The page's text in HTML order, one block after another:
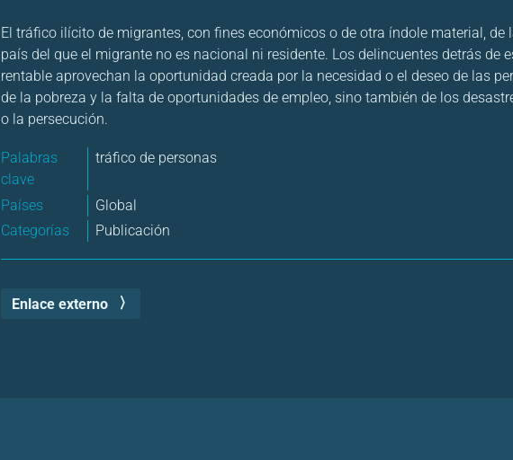
El tráfico ilícito de migrantes, con fines económicos o de otra índole material, de
país del que el migrante no es nacional ni residente. Los delincuentes detrás de
rentable aprovechan la oportunidad creada por la necesidad o el deseo de las
de la pobreza y la falta de oportunidades de empleo, sino también de los
o la persecución.
Palabras
clave
tráfico de personas
Países
Global
Categorías
Publicación
Enlace externo